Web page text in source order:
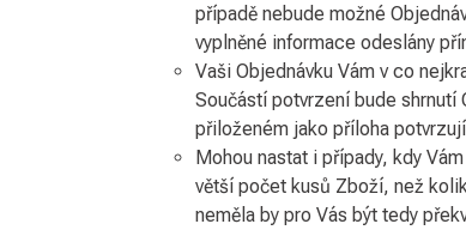
případě nebude možné
vyplněné informace odeslány
Vaši Objednávku Vám v co
Součástí potvrzení bude shrnutí
přiloženém jako příloha
Mohou nastat i případy, kdy
větší počet kusů Zboží, než
neměla by pro Vás být tedy